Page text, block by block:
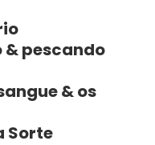
& pescando
& os
Sorte